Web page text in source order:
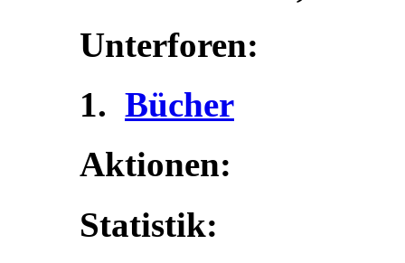
Unterforen:
Bücher
Aktionen:
Statistik: